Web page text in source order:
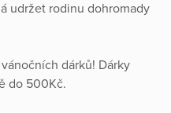
udržet rodinu dohromady
dárků! Dárky
do 500Kč.